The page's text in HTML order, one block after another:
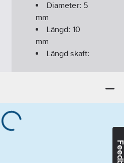
Diameter: 5
mm
Längd: 10
mm
Längd skaft:
Lämplig för